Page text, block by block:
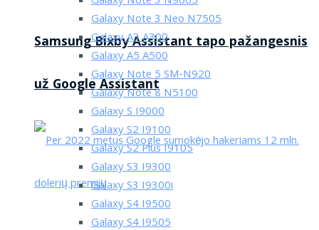
Samsung Bixby Assistant tapo pažangesnis
už Google Assistant
Galaxy Note 3 Neo N7505
Galaxy A3 A300
Galaxy A5 A500
Galaxy Note 5 SM-N920
Galaxy Note 8 N5100
Galaxy S I9000
Galaxy S2 I9100
Galaxy S2 Plus I9105
Galaxy S3 I9300
Galaxy S3 I9300i
Galaxy S4 I9500
Galaxy S4 I9505